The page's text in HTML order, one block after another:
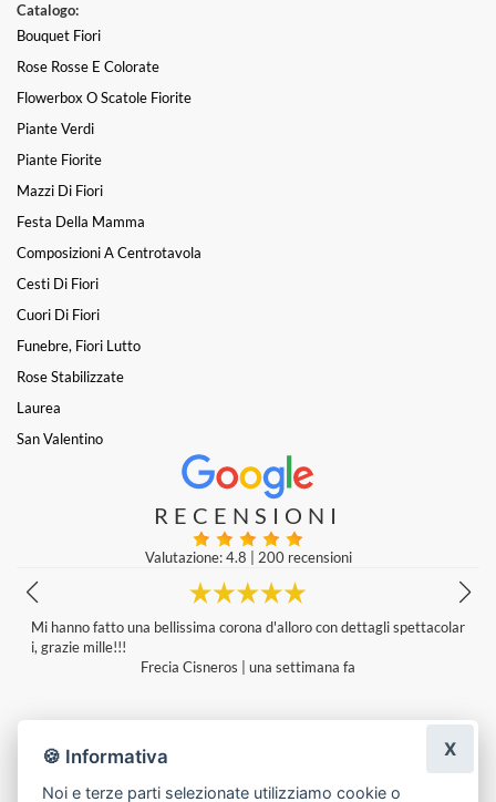
Catalogo:
Bouquet Fiori
Rose Rosse E Colorate
Flowerbox O Scatole Fiorite
Piante Verdi
Piante Fiorite
Mazzi Di Fiori
Festa Della Mamma
Composizioni A Centrotavola
Cesti Di Fiori
Cuori Di Fiori
Funebre, Fiori Lutto
Rose Stabilizzate
Laurea
San Valentino
RECENSIONI
Valutazione: 4.8 200 recensioni
una bellissima corona d'alloro con dettagli spettacolar
una settimana fa
Grazie per la
🍪 Informativa
Noi e terze parti selezionate utilizziamo cookie o
X